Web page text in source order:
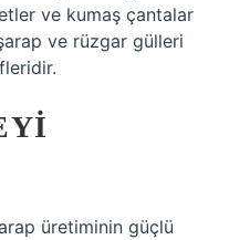
ve kumaş çantalar
ve rüzgar gülleri
üretiminin güçlü